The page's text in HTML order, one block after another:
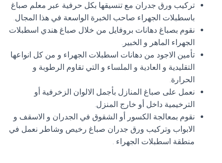
تركيب ورق جدران مع تنسيقها بكل حرفية عبر معلم صباغ
باسطبلات الجهراء صاحب الخبرة الواسعة في هذا المجال.
نقوم بصباغ دهانات بروفايل من خلال صباغ هندي اسطبلات
الجهراء الماهر و الخبير.
تأمين الاجود من دهانات اسطبلات الجهراء و من كل انواعها
التقليدية و العادية و الملساء و التي تقاوم الرطوبة و
الحرارة.
نعمل على صباغ المنازل بأجمل الالوان الزخرفية أو
الترخيمية داخل أو خارج المنزل.
نقوم بمعالجة الكسور أو الشقوق في الجدران و الاسقف و
الابواب وتركيب ورق جدران صباغ رخيص وشاطر نعمل في
منطقة اسطبلات الجهراء .